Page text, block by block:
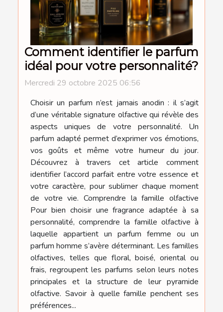
Comment identifier le parfum
idéal pour votre personnalité?
Mercredi 29 octobre 2025 06:56
Choisir un parfum n’est jamais anodin : il s’agit
d’une véritable signature olfactive qui révèle des
aspects uniques de votre personnalité. Un
parfum adapté permet d’exprimer vos émotions,
vos goûts et même votre humeur du jour.
Découvrez à travers cet article comment
identifier l’accord parfait entre votre essence et
votre caractère, pour sublimer chaque moment
de votre vie. Comprendre la famille olfactive
Pour bien choisir une fragrance adaptée à sa
personnalité, comprendre la famille olfactive à
laquelle appartient un parfum femme ou un
parfum homme s’avère déterminant. Les familles
olfactives, telles que floral, boisé, oriental ou
frais, regroupent les parfums selon leurs notes
principales et la structure de leur pyramide
olfactive. Savoir à quelle famille penchent ses
préférences...